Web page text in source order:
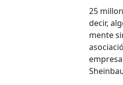
25
decir,
mente